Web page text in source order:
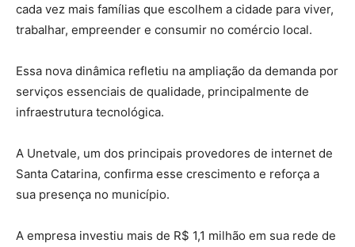
cada vez mais famílias que escolhem a cidade para viver,
trabalhar, empreender e consumir no comércio local.
Essa nova dinâmica refletiu na ampliação da demanda por
serviços essenciais de qualidade, principalmente de
infraestrutura tecnológica.
A Unetvale, um dos principais provedores de internet de
Santa Catarina, confirma esse crescimento e reforça a
sua presença no município.
A empresa investiu mais de R$ 1,1 milhão em sua rede de